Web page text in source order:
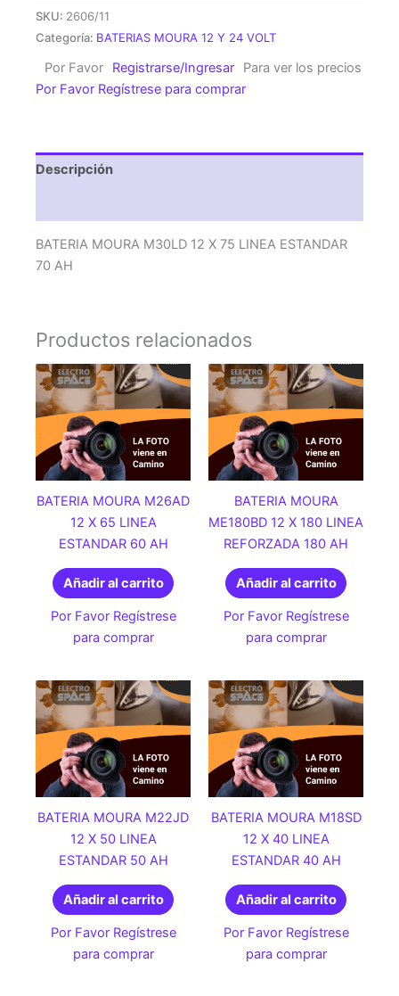
75
LINEA
AH
cantidad
SKU: 2606/11
Categoría: BATERIAS MOURA 12 Y 24 VOLT
Por Favor Registrarse/Ingresar
Para ver los precios
Por Favor Regístrese para comprar
Descripción
BATERIA MOURA M30LD 12 X 75 LINEA ESTANDAR
70 AH
Productos relacionados
BATERIA MOURA M26AD
12 X 65 LINEA
ESTANDAR 60 AH
Añadir al carrito
Por Favor Regístrese
para comprar
BATERIA MOURA
ME180BD 12 X 180 LINEA
REFORZADA 180 AH
Añadir al carrito
Por Favor Regístrese
para comprar
BATERIA MOURA M22JD
12 X 50 LINEA
ESTANDAR 50 AH
Añadir al carrito
Por Favor Regístrese
para comprar
BATERIA MOURA M18SD
12 X 40 LINEA
ESTANDAR 40 AH
Añadir al carrito
Por Favor Regístrese
para comprar